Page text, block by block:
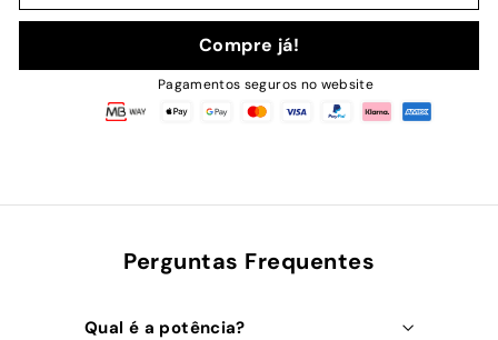
Compre já!
Pagamentos seguros no website
Perguntas Frequentes
Qual é a potência?